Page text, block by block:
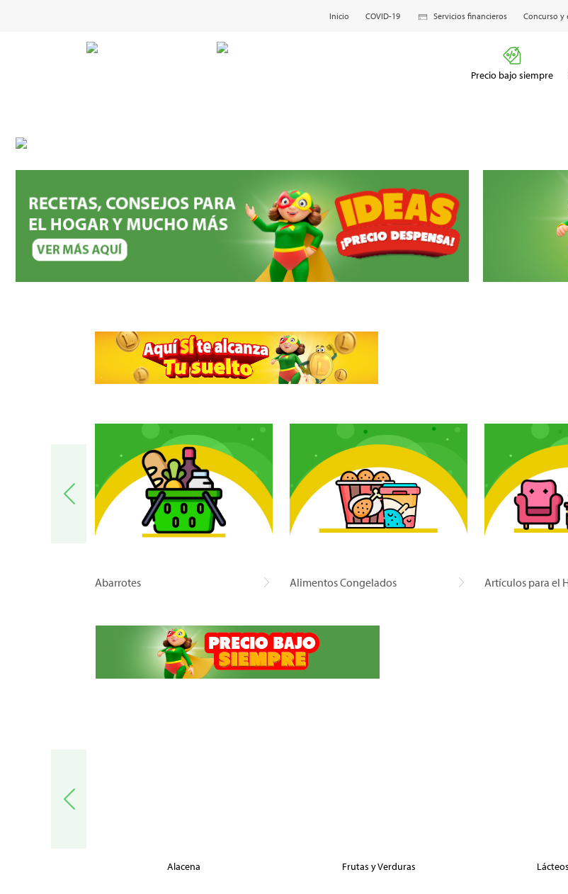
Inicio COVID-19 Servicios financieros Concurso y
Precio bajo siempre
Abarrotes Alimentos Congelados Artículos para el
Alacena Frutas y Verduras